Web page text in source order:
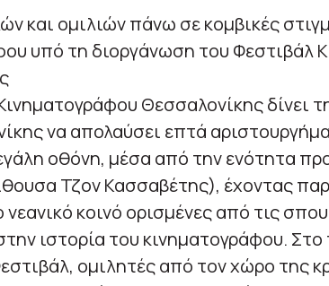
και ομιλιών πάνω σε κομβικές
υπό τη διοργάνωση του Φεστιβάλ
Θεσσαλονίκης δίνει
να απολαύσει επτά
οθόνη, μέσα από την ενότητα
Τζον Κασσαβέτης), έχοντας
κοινό ορισμένες από τις
ιστορία του κινηματογράφου. Στο
ομιλητές από τον χώρο της